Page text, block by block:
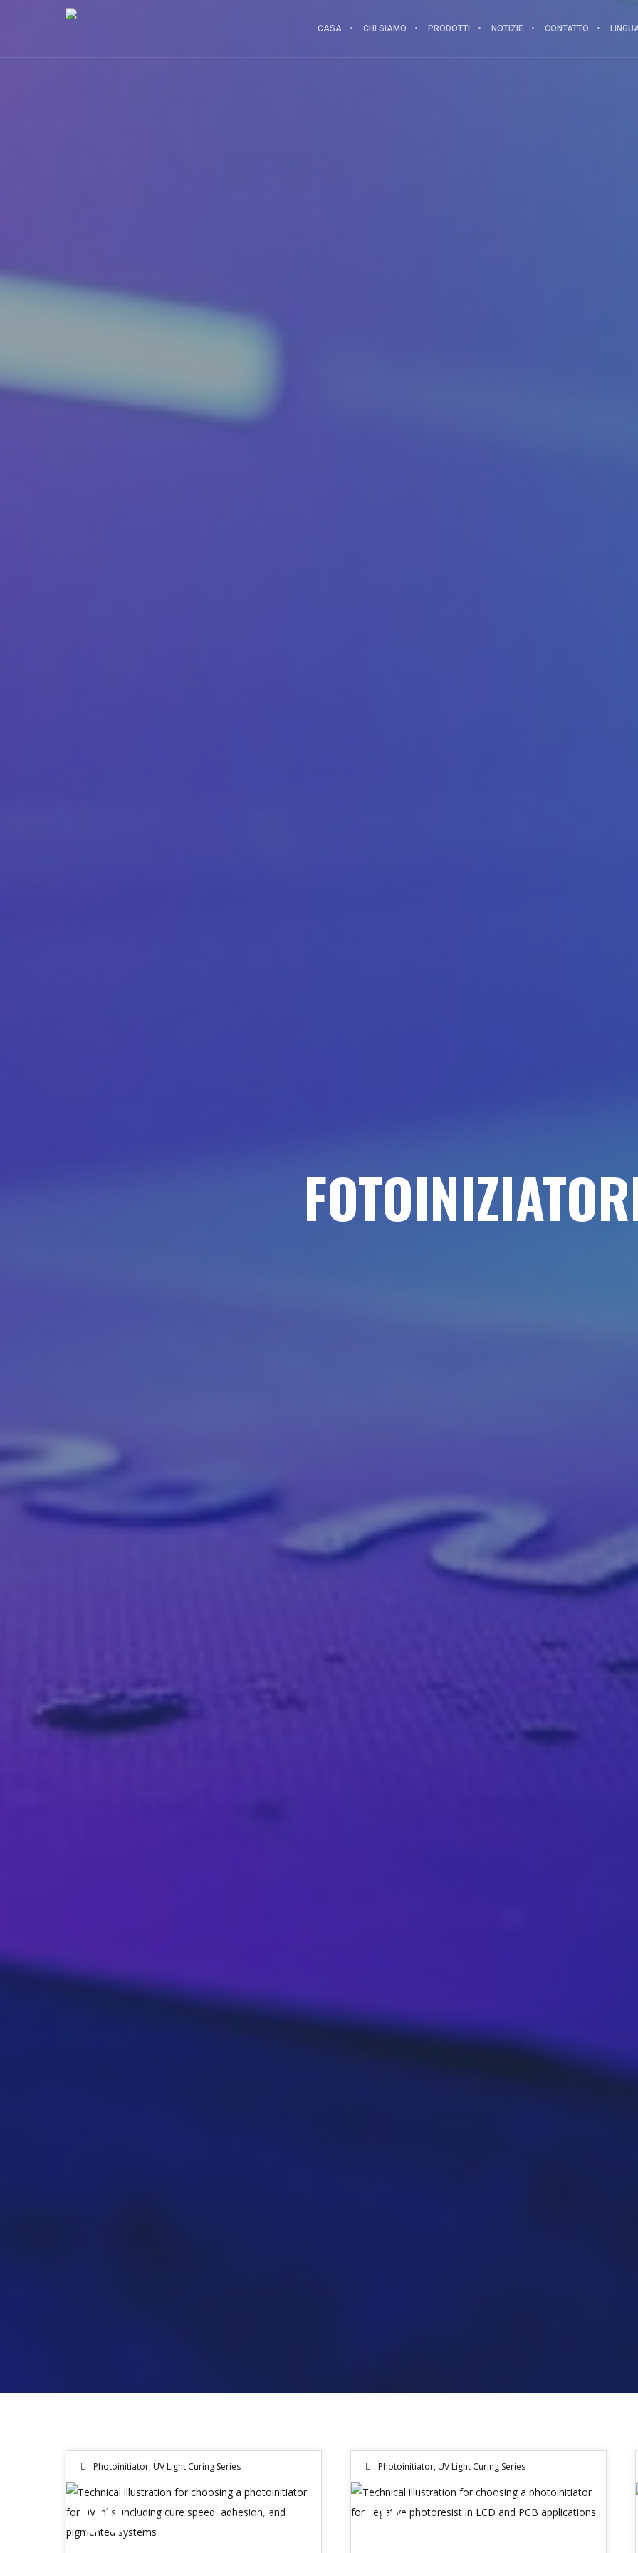
CASA CHI SIAMO PRODOTTI NOTIZIE CONTATTO
Photoinitiator, UV Light Curing Series
Selezione del fotoiniziator per inchiostri UV, velocità di polimerizzazione, adesione e sistemi pigmentati
06
Photoinitiator, UV Light Curing Series
Selezione del fotoiniziatore per fotoresist negativi, applicazioni LCD e PCB
06